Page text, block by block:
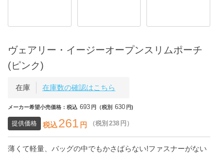
ヴェアリー・イージーオープンスリムポーチ
(ピンク)
在庫 在庫数の確認はこちら
メーカー希望小売価格：税込 693 円（税別 630 円)
提供価格 税込261 円 （税別 238 円）
薄くて軽量、バッグの中でもかさばらない!ファスナーがない